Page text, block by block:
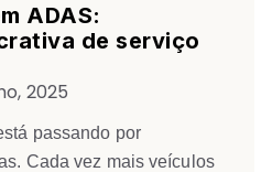
ADAS:
de serviço
2025
passando por
Cada vez mais veículos